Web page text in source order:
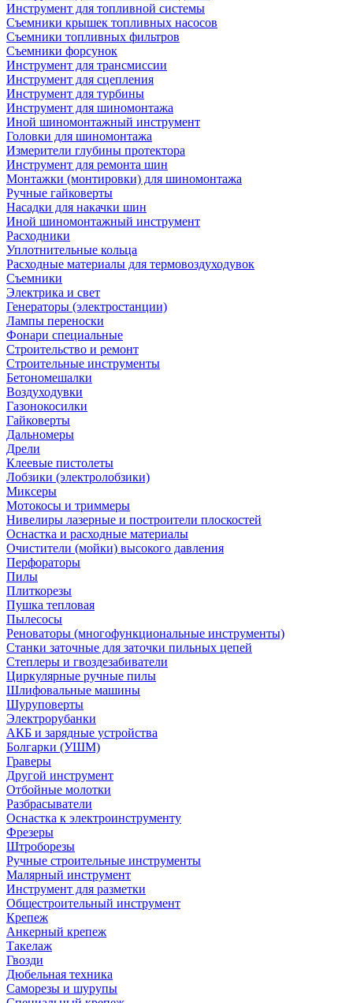
Инструмент для топливной системы
Съемники крышек топливных насосов
Съемники топливных фильтров
Съемники форсунок
Инструмент для трансмиссии
Инструмент для сцепления
Инструмент для турбины
Инструмент для шиномонтажа
Иной шиномонтажный инструмент
Головки для шиномонтажа
Измерители глубины протектора
Инструмент для ремонта шин
Монтажки (монтировки) для шиномонтажа
Ручные гайковерты
Насадки для накачки шин
Иной шиномонтажный инструмент
Расходники
Уплотнительные кольца
Расходные материалы для термовоздуходувок
Съемники
Электрика и свет
Генераторы (электростанции)
Лампы переноски
Фонари специальные
Строительство и ремонт
Строительные инструменты
Бетономешалки
Воздуходувки
Газонокосилки
Гайковерты
Дальномеры
Дрели
Клеевые пистолеты
Лобзики (электролобзики)
Миксеры
Мотокосы и триммеры
Нивелиры лазерные и построители плоскостей
Оснастка и расходные материалы
Очистители (мойки) высокого давления
Перфораторы
Пилы
Плиткорезы
Пушка тепловая
Пылесосы
Реноваторы (многофункциональные инструменты)
Станки заточные для заточки пильных цепей
Степлеры и гвоздезабиватели
Циркулярные ручные пилы
Шлифовальные машины
Шуруповерты
Электрорубанки
АКБ и зарядные устройства
Болгарки (УШМ)
Граверы
Другой инструмент
Отбойные молотки
Разбрасыватели
Оснастка к электроинструменту
Фрезеры
Штроборезы
Ручные строительные инструменты
Малярный инструмент
Инструмент для разметки
Общестроительный инструмент
Крепеж
Анкерный крепеж
Такелаж
Гвозди
Дюбельная техника
Саморезы и шурупы